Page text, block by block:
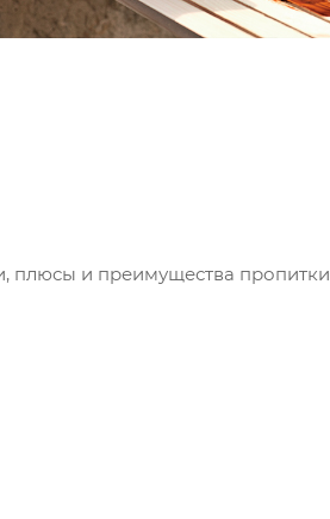
плюсы и преимущества пропитки